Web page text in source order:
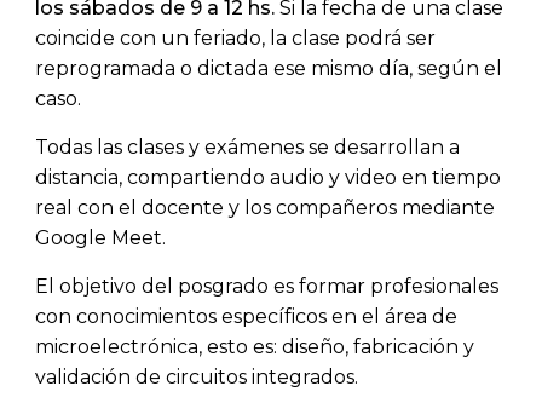
los sábados de 9 a 12 hs. Si la fecha de una clase
coincide con un feriado, la clase podrá ser
reprogramada o dictada ese mismo día, según el
caso.
Todas las clases y exámenes se desarrollan a
distancia, compartiendo audio y video en tiempo
real con el docente y los compañeros mediante
Google Meet.
El objetivo del posgrado es formar profesionales
con conocimientos específicos en el área de
microelectrónica, esto es: diseño, fabricación y
validación de circuitos integrados.